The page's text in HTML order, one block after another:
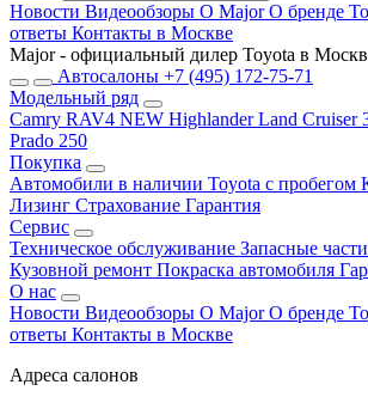
Новости Видеообзоры О MajorО бренде
ответы Контакты в Москве
Major - официальный дилер Toyota в
Автосалоны +7 (495) 172-75-71
Модельный ряд
Camry RAV4 NEW Highlander Land Cruiser
Prado 250
Покупка
Автомобили в наличии Toyota с пробегом
Лизинг Страхование Гарантия
Сервис
Техническое обслуживание Запасные части
Кузовной ремонт Покраска автомобиля
О нас
Новости Видеообзоры О MajorО бренде
ответы Контакты в Москве
Адреса салонов